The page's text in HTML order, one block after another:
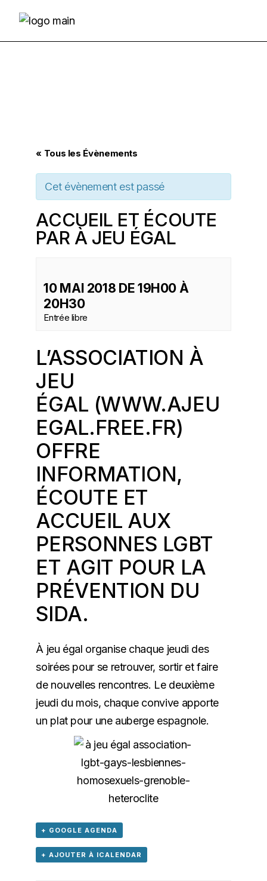
« Tous les Évènements
Cet évènement est passé
ACCUEIL ET ÉCOUTE
PAR À JEU ÉGAL
10 MAI 2018 DE 19H00 À
20H30
Entrée libre
L’ASSOCIATION À
JEU
ÉGAL (WWW.AJEU
EGAL.FREE.FR)
OFFRE
INFORMATION,
ÉCOUTE ET
ACCUEIL AUX
PERSONNES LGBT
ET AGIT POUR LA
PRÉVENTION DU
SIDA.
À jeu égal organise chaque jeudi des
soirées pour se retrouver, sortir et faire
de nouvelles rencontres. Le deuxième
jeudi du mois, chaque convive apporte
un plat pour une auberge espagnole.
+ GOOGLE AGENDA
+ AJOUTER À ICALENDAR